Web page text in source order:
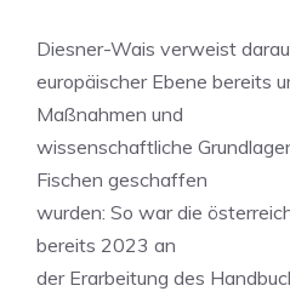
Diesner-Wais verweist
europäischer Ebene bereits
Maßnahmen und
wissenschaftliche
Fischen geschaffen
wurden: So war die
bereits 2023 an
der Erarbeitung des